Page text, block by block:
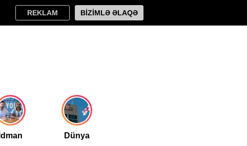
REKLAM BİZİMLƏ ƏLAQƏ
İdman Dünya